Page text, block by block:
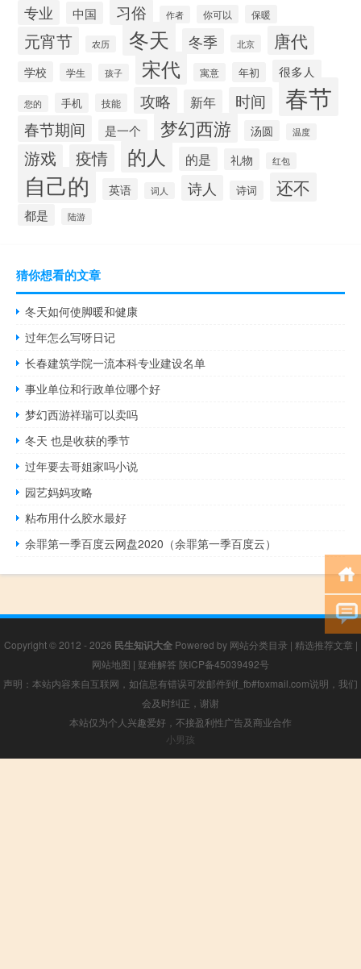
专业 中国 习俗 作者 你可以 保暖
元宵节 农历 冬天 冬季 北京 唐代
学校 学生 孩子 宋代 寓意 年初 很多人
您的 手机 技能 攻略 新年 时间 春节
春节期间 是一个 梦幻西游 汤圆 温度
游戏 疫情 的人 的是 礼物 红包
自己的 英语 词人 诗人 诗词 还不
都是 陆游
猜你想看的文章
冬天如何使脚暖和健康
过年怎么写呀日记
长春建筑学院一流本科专业建设名单
事业单位和行政单位哪个好
梦幻西游祥瑞可以卖吗
冬天 也是收获的季节
过年要去哥姐家吗小说
园艺妈妈攻略
粘布用什么胶水最好
余罪第一季百度云网盘2020（余罪第一季百度云）
Copyright © 2012 - 2026 民生知识大全Powered by 网站分类目录 | 精选推荐文章 |
网站地图 | 疑难解答 陕ICP备45039492号
声明：本站内容来自互联网，如信息有错误可发邮件到f_fb#foxmail.com说明，我们
会及时纠正，谢谢
本站仅为个人兴趣爱好，不接盈利性广告及商业合作
小男孩